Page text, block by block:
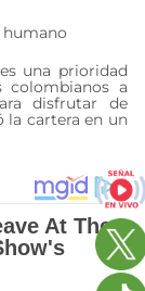
una prioridad
colombianos a
disfrutar de
la cartera en un